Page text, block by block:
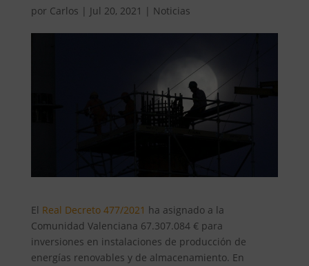
por Carlos | Jul 20, 2021 | Noticias
El Real Decreto 477/2021 ha asignado a la
Comunidad Valenciana 67.307.084 € para
inversiones en instalaciones de producción de
energías renovables y de almacenamiento. En